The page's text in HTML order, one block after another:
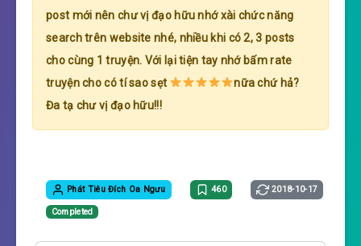
post mới nên chư vị đạo hữu nhớ xài chức năng
search trên website nhé, nhiều khi có 2, 3 posts
cho cùng 1 truyện. Với lại tiện tay nhớ bấm rate
truyện cho có tí sao sẹt
nữa chứ hả?
Đa tạ chư vị đạo hữu!!!
Phát Tiêu Đích Oa Ngưu 460 2018-10-17
Completed